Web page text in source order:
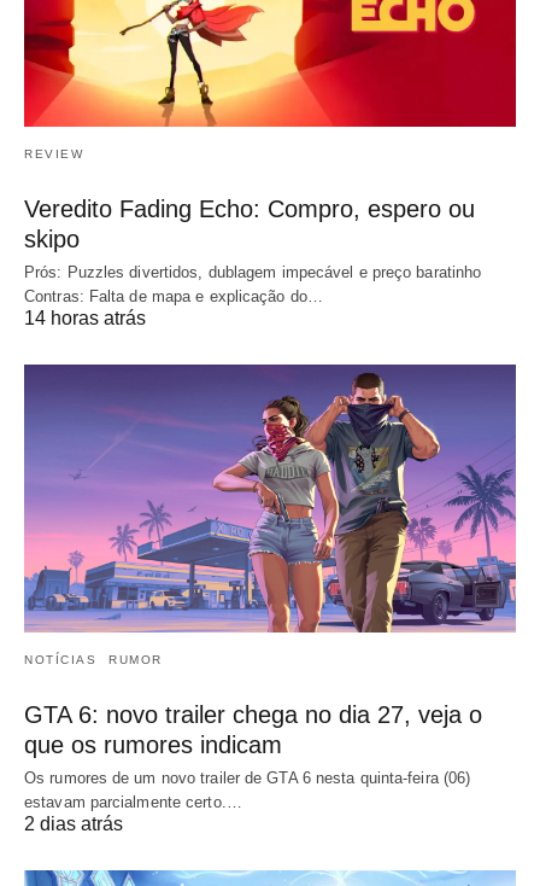
REVIEW
Veredito Fading Echo: Compro, espero ou
skipo
Prós: Puzzles divertidos, dublagem impecável e preço baratinho
Contras: Falta de mapa e explicação do…
14 horas atrás
NOTÍCIAS RUMOR
GTA 6: novo trailer chega no dia 27, veja o
que os rumores indicam
Os rumores de um novo trailer de GTA 6 nesta quinta-feira (06)
estavam parcialmente certo.…
2 dias atrás